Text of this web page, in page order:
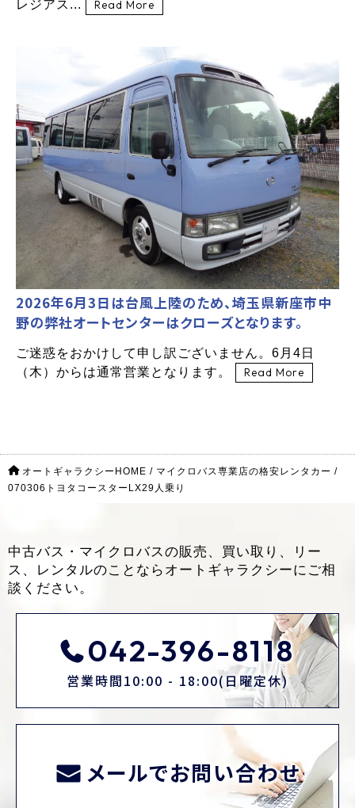
レジアス... Read More
2026年6月3日は台風上陸のため、埼玉県新座市中
野の弊社オートセンターはクローズとなります。
ご迷惑をおかけして申し訳ございません。6月4日
（木）からは通常営業となります。
Read More
オートギャラクシーHOME / マイクロバス専業店の格安レンタカー /
070306トヨタコースターLX29人乗り
中古バス・マイクロバスの販売、買い取り、リー
ス、レンタルのことなら オートギャラクシーにご相
談ください。
042-396-8118
営業時間10:00 - 18:00(日曜定休)
メールでお問い合わせ